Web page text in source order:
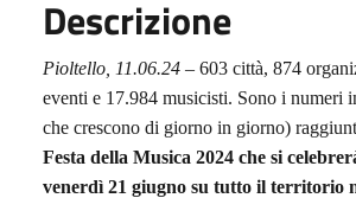
Descrizione
Pioltello, 11.06.24 – 603 città, 874
eventi e 17.984 musicisti. Sono i numeri
che crescono di giorno in giorno)
Festa della Musica 2024 che si
venerdì 21 giugno su tutto il territorio